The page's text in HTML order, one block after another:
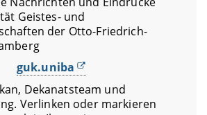
Geistes- und
der Otto-Friedrich-
guk.uniba
Dekanatsteam und
Verlinken oder markieren